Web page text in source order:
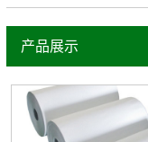
产品展示